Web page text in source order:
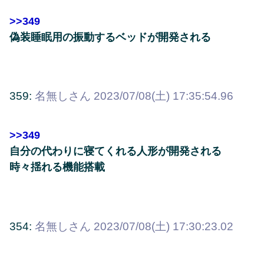
>>349
偽装睡眠用の振動するベッドが開発される
359: 名無しさん 2023/07/08(土) 17:35:54.96
>>349
自分の代わりに寝てくれる人形が開発される
時々揺れる機能搭載
354: 名無しさん 2023/07/08(土) 17:30:23.02